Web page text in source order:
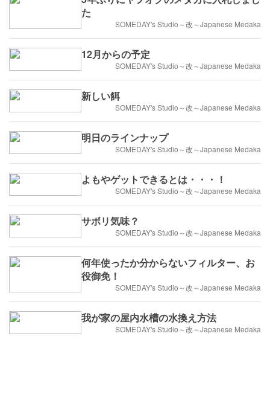
た
SOMEDAY's Studio～改～Japanese Medaka
12月からの予定
SOMEDAY's Studio～改～Japanese Medaka
新しい餌
SOMEDAY's Studio～改～Japanese Medaka
明日のラインナップ
SOMEDAY's Studio～改～Japanese Medaka
よもやゲットできるとは・・・！
SOMEDAY's Studio～改～Japanese Medaka
サボリ気味？
SOMEDAY's Studio～改～Japanese Medaka
何年使ったか分からないフィルター、お
役御免！
SOMEDAY's Studio～改～Japanese Medaka
我が家の屋内水槽の水換え方法
SOMEDAY's Studio～改～Japanese Medaka